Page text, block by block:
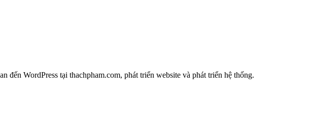
WordPress tại thachpham.com, phát triển website và phát triển hệ thống.